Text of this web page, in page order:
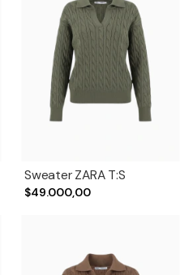
Sweater ZARA T:S
$49.000,00